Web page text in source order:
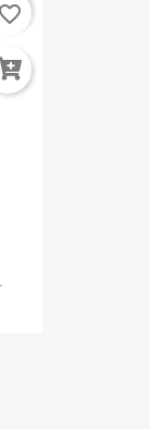
favorite_border